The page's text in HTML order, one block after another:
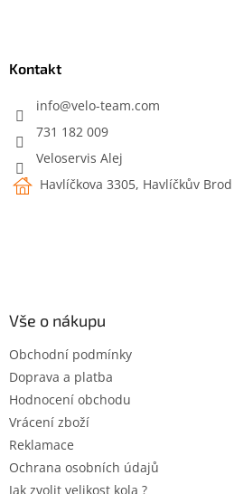
Kontakt
info@velo-team.com
731 182 009
Veloservis Alej
Havlíčkova 3305, Havlíčkův Brod
Vše o nákupu
Obchodní podmínky
Doprava a platba
Hodnocení obchodu
Vrácení zboží
Reklamace
Ochrana osobních údajů
Jak zvolit velikost kola ?